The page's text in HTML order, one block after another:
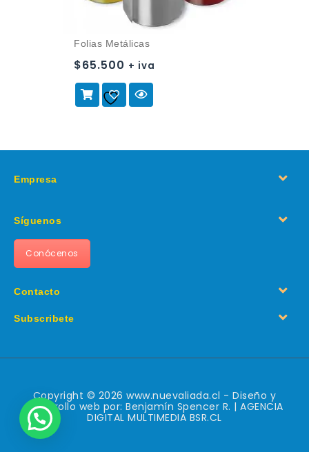
Folias Metálicas
$65.500 + iva
Empresa
Síguenos
Conócenos
Contacto
Subscribete
Copyright © 2026 www.nuevaliada.cl - Diseño y
desarrollo web por: Benjamín Spencer R. | AGENCIA
DIGITAL MULTIMEDIA BSR.CL